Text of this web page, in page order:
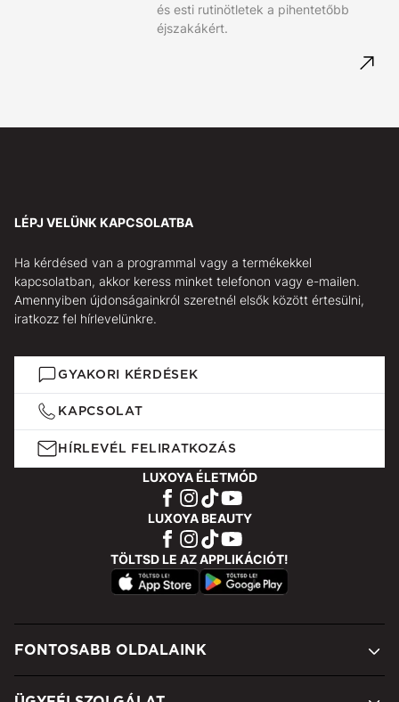
és esti rutinötletek a pihentetőbb
éjszakákért.
LÉPJ VELÜNK KAPCSOLATBA
Ha kérdésed van a programmal vagy a termékekkel
kapcsolatban, akkor keress minket telefonon vagy e-mailen.
Amennyiben újdonságainkról szeretnél elsők között értesülni,
iratkozz fel hírlevelünkre.
GYAKORI KÉRDÉSEK
KAPCSOLAT
HÍRLEVÉL FELIRATKOZÁS
LUXOYA ÉLETMÓD
LUXOYA BEAUTY
TÖLTSD LE AZ APPLIKÁCIÓT!
FONTOSABB OLDALAINK